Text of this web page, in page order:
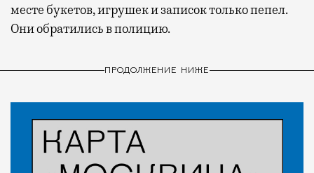
месте букетов, игрушек и записок только пепел.
Они обратились в полицию.
ПРОДОЛЖЕНИЕ НИЖЕ